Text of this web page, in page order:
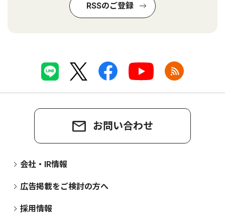
RSSのご登録
お問い合わせ
会社・IR情報
広告掲載をご検討の方へ
採用情報